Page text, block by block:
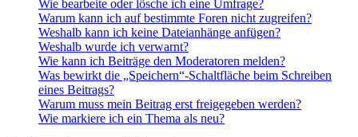
Wie bearbeite oder lösche ich eine Umfrage?
Warum kann ich auf bestimmte Foren nicht zugreifen?
Weshalb kann ich keine Dateianhänge anfügen?
Weshalb wurde ich verwarnt?
Wie kann ich Beiträge den Moderatoren melden?
Was bewirkt die „Speichern“-Schaltfläche beim Schreiben
eines Beitrags?
Warum muss mein Beitrag erst freigegeben werden?
Wie markiere ich ein Thema als neu?